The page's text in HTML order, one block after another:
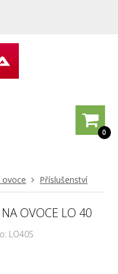
0
ovoce Příslušenství
OVOCE LO 40
LO40S